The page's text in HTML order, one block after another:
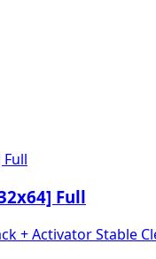
Full